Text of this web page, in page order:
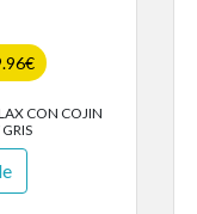
CON COJIN